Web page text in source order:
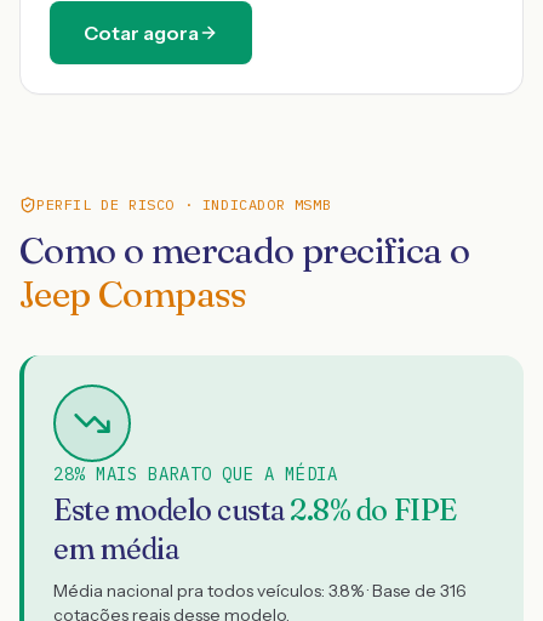
Cotar agora
PERFIL DE RISCO · INDICADOR MSMB
Como o mercado precifica o
Jeep Compass
28% MAIS BARATO QUE A MÉDIA
Este modelo custa2.8% do FIPE
em média
Média nacional pra todos veículos: 3.8% · Base de 316
cotações reais desse modelo.